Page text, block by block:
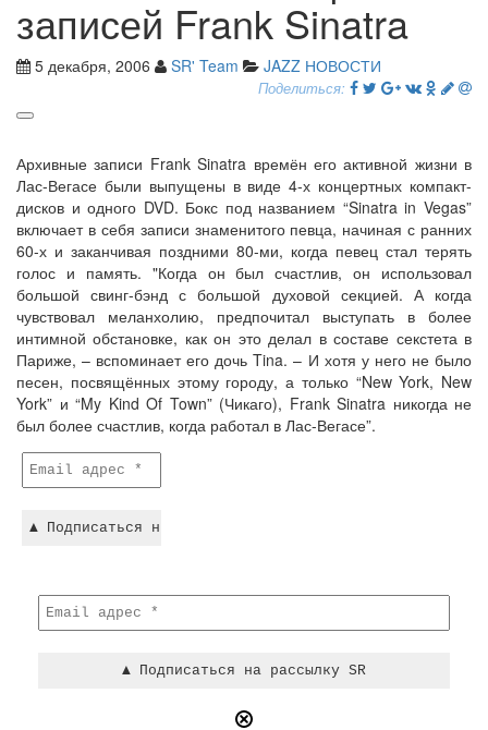
записей Frank Sinatra
5 декабря, 2006 SR' Team JAZZ НОВОСТИ
Поделиться:
Архивные записи Frank Sinatra времён его активной жизни в
Лас-Вегасе были выпущены в виде 4-х концертных компакт-
дисков и одного DVD. Бокс под названием “Sinatra in Vegas”
включает в себя записи знаменитого певца, начиная с ранних
60-х и заканчивая поздними 80-ми, когда певец стал терять
голос и память. "Когда он был счастлив, он использовал
большой свинг-бэнд с большой духовой секцией. А когда
чувствовал меланхолию, предпочитал выступать в более
интимной обстановке, как он это делал в составе секстета в
Париже, – вспоминает его дочь Tina. – И хотя у него не было
песен, посвящённых этому городу, а только “New York, New
York” и “My Kind Of Town” (Чикаго), Frank Sinatra никогда не
был более счастлив, когда работал в Лас-Вегасе”.